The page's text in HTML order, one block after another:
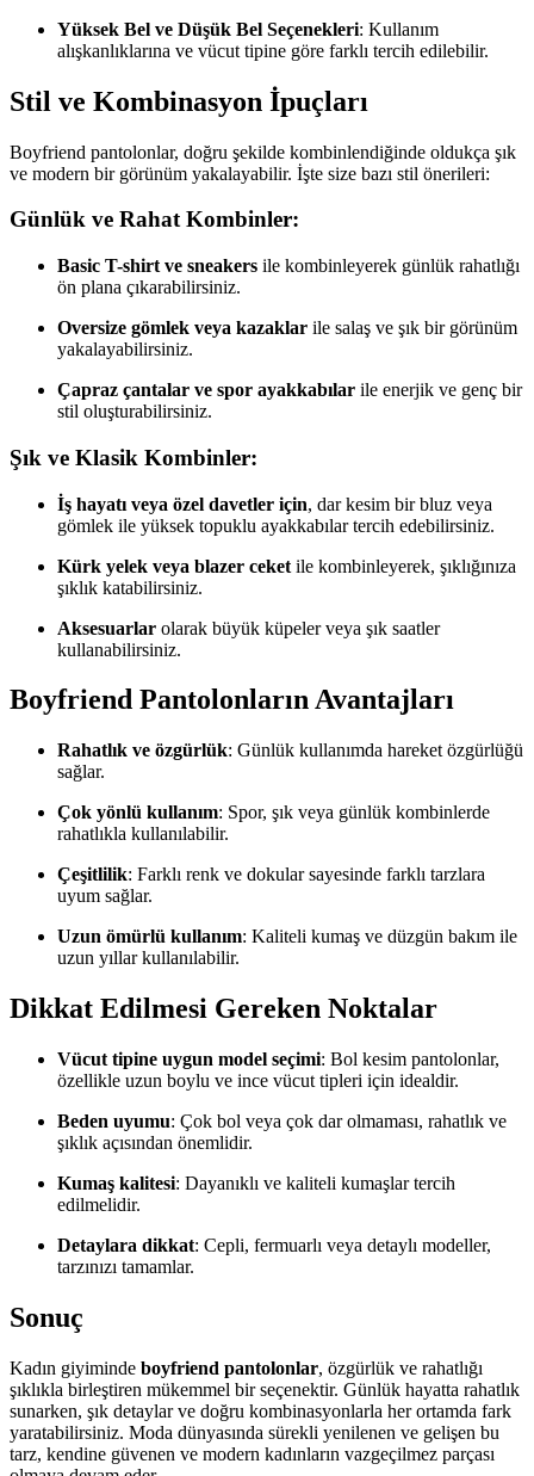
Yüksek Bel ve Düşük Bel Seçenekleri: Kullanım
alışkanlıklarına ve vücut tipine göre farklı tercih edilebilir.
Stil ve Kombinasyon İpuçları
Boyfriend pantolonlar, doğru şekilde kombinlendiğinde oldukça şık
ve modern bir görünüm yakalayabilir. İşte size bazı stil önerileri:
Günlük ve Rahat Kombinler:
Basic T-shirt ve sneakers ile kombinleyerek günlük rahatlığı
ön plana çıkarabilirsiniz.
Oversize gömlek veya kazaklar ile salaş ve şık bir görünüm
yakalayabilirsiniz.
Çapraz çantalar ve spor ayakkabılar ile enerjik ve genç bir
stil oluşturabilirsiniz.
Şık ve Klasik Kombinler:
İş hayatı veya özel davetler için, dar kesim bir bluz veya
gömlek ile yüksek topuklu ayakkabılar tercih edebilirsiniz.
Kürk yelek veya blazer ceket ile kombinleyerek, şıklığınıza
şıklık katabilirsiniz.
Aksesuarlar olarak büyük küpeler veya şık saatler
kullanabilirsiniz.
Boyfriend Pantolonların Avantajları
Rahatlık ve özgürlük: Günlük kullanımda hareket özgürlüğü
sağlar.
Çok yönlü kullanım: Spor, şık veya günlük kombinlerde
rahatlıkla kullanılabilir.
Çeşitlilik: Farklı renk ve dokular sayesinde farklı tarzlara
uyum sağlar.
Uzun ömürlü kullanım: Kaliteli kumaş ve düzgün bakım ile
uzun yıllar kullanılabilir.
Dikkat Edilmesi Gereken Noktalar
Vücut tipine uygun model seçimi: Bol kesim pantolonlar,
özellikle uzun boylu ve ince vücut tipleri için idealdir.
Beden uyumu: Çok bol veya çok dar olmaması, rahatlık ve
şıklık açısından önemlidir.
Kumaş kalitesi: Dayanıklı ve kaliteli kumaşlar tercih
edilmelidir.
Detaylara dikkat: Cepli, fermuarlı veya detaylı modeller,
tarzınızı tamamlar.
Sonuç
Kadın giyiminde boyfriend pantolonlar, özgürlük ve rahatlığı
şıklıkla birleştiren mükemmel bir seçenektir. Günlük hayatta rahatlık
sunarken, şık detaylar ve doğru kombinasyonlarla her ortamda fark
yaratabilirsiniz. Moda dünyasında sürekli yenilenen ve gelişen bu
tarz, kendine güvenen ve modern kadınların vazgeçilmez parçası